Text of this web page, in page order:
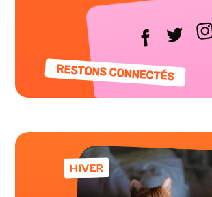
RESTONS CONNECTÉS